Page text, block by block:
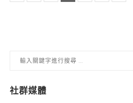
社群媒體